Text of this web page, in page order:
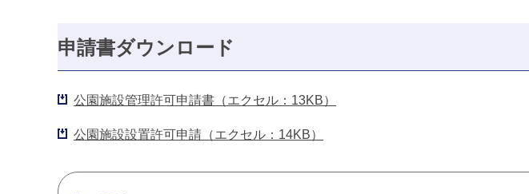
申請書ダウンロード
公園施設管理許可申請書（エクセル：13KB）
公園施設設置許可申請（エクセル：14KB）